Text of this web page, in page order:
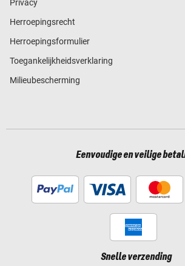
Privacy
Herroepingsrecht
Herroepingsformulier
Toegankelijkheidsverklaring
Milieubescherming
Eenvoudige en veilige
Snelle verzending